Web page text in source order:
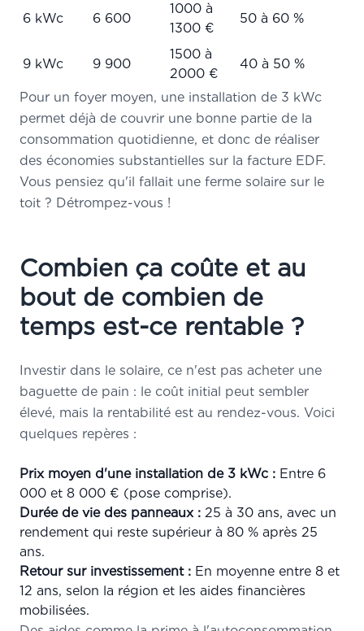
6 kWc 6 600
1000 à
1300 €
50 à 60 %
9 kWc 9 900
1500 à
2000 €
40 à 50 %
Pour un foyer moyen, une installation de 3 kWc
permet déjà de couvrir une bonne partie de la
consommation quotidienne, et donc de réaliser
des économies substantielles sur la facture EDF.
Vous pensiez qu'il fallait une ferme solaire sur le
toit ? Détrompez-vous !
Combien ça coûte et au
bout de combien de
temps est-ce rentable ?
Investir dans le solaire, ce n'est pas acheter une
baguette de pain : le coût initial peut sembler
élevé, mais la rentabilité est au rendez-vous. Voici
quelques repères :
Prix moyen d'une installation de 3 kWc : Entre 6
000 et 8 000 € (pose comprise).
Durée de vie des panneaux : 25 à 30 ans, avec un
rendement qui reste supérieur à 80 % après 25
ans.
Retour sur investissement : En moyenne entre 8 et
12 ans, selon la région et les aides financières
mobilisées.